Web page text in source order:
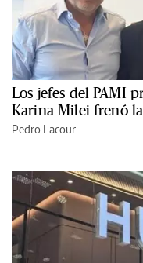
Los jefes del PAMI
Karina Milei frenó
Pedro Lacour